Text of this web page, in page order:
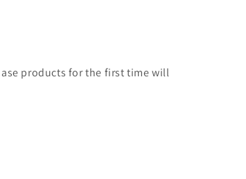
products for the first time will